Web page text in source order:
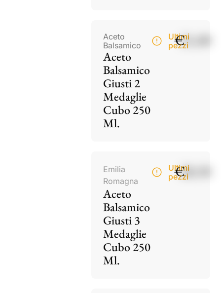
Aceto
Balsamico
Aceto
Balsamico
Giusti 2
Medaglie
Cubo 250
Ml.
Ultimi
pezzi
€21,00
Emilia
Romagna
Aceto
Balsamico
Giusti 3
Medaglie
Cubo 250
Ml.
Ultimi
pezzi
€28,50